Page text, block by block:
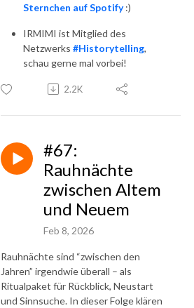
Sternchen auf Spotify:)
IRMIMI ist Mitglied des
Netzwerks #Historytelling,
schau gerne mal vorbei!
2.2K
#67:
Rauhnächte
zwischen Altem
und Neuem
Feb 8, 2026
Rauhnächte sind “zwischen den
Jahren” irgendwie überall – als
Ritualpaket für Rückblick, Neustart
und Sinnsuche. In dieser Folge klären